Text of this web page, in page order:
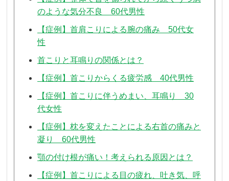
のような気分不良 60代男性
【症例】首肩こりによる腕の痛み 50代女
性
首こりと耳鳴りの関係とは？
【症例】首こりからくる疲労感 40代男性
【症例】首こりに伴うめまい、耳鳴り 30
代女性
【症例】枕を変えたことによる右首の痛みと
凝り 60代男性
顎の付け根が痛い！考えられる原因とは？
【症例】首こりによる目の疲れ、吐き気、呼